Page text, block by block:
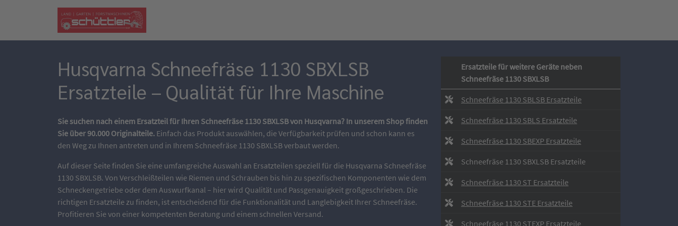
Husqvarna Schneefräse 1130 SBXLSB
Ersatzteile – Qualität für Ihre Maschine
Sie suchen nach einem Ersatzteil für Ihren Schneefräse 1130 SBXLSB von Husqvarna? In unserem Shop finden
Sie über 90.000 Originalteile. Einfach das Produkt auswählen, die Verfügbarkeit prüfen und schon kann es
den Weg zu Ihnen antreten und in Ihrem Schneefräse 1130 SBXLSB verbaut werden.
Auf dieser Seite finden Sie eine umfangreiche Auswahl an Ersatzteilen speziell für die Husqvarna Schneefräse
1130 SBXLSB. Von Verschleißteilen wie Riemen und Schrauben bis hin zu spezifischen Komponenten wie dem
Schneckengetriebe oder dem Auswurfkanal – hier wird Qualität und Passgenauigkeit großgeschrieben. Die
richtigen Ersatzteile zu finden, ist entscheidend für die Funktionalität und Langlebigkeit Ihrer Schneefräse.
Profitieren Sie von einer kompetenten Beratung und einem schnellen Versand.
Ersatzteile für weitere Geräte neben
Schneefräse 1130 SBXLSB
Schneefräse 1130 SBLSB Ersatzteile
Schneefräse 1130 SBLS Ersatzteile
Schneefräse 1130 SBEXP Ersatzteile
Schneefräse 1130 SBXLSB Ersatzteile
Schneefräse 1130 ST Ersatzteile
Schneefräse 1130 STE Ersatzteile
Schneefräse 1130 STEXP Ersatzteile